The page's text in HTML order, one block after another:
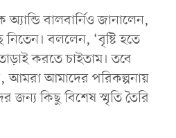
বালবার্নিও জানালেন,
বললেন, ‘বৃষ্টি হতে
করতে চাইতাম। তবে
আমরা আমাদের পরিকল্পনায়
জন্য কিছু বিশেষ স্মৃতি তৈরি